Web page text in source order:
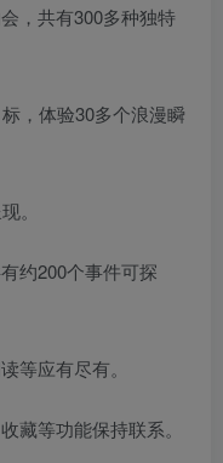
，共有300多种独特
，体验30多个浪漫瞬
。
约200个事件可探
等应有尽有。
藏等功能保持联系。